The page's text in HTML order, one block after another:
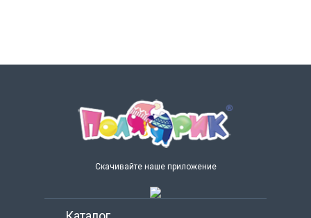
Скачивайте наше приложение